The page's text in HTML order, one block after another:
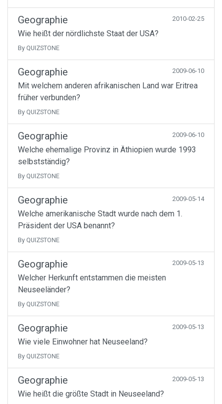
Geographie 2010-02-25
Wie heißt der nördlichste Staat der USA?
By QUIZSTONE
Geographie 2009-06-10
Mit welchem anderen afrikanischen Land war Eritrea
früher verbunden?
By QUIZSTONE
Geographie 2009-06-10
Welche ehemalige Provinz in Äthiopien wurde 1993
selbstständig?
By QUIZSTONE
Geographie 2009-05-14
Welche amerikanische Stadt wurde nach dem 1.
Präsident der USA benannt?
By QUIZSTONE
Geographie 2009-05-13
Welcher Herkunft entstammen die meisten
Neuseeländer?
By QUIZSTONE
Geographie 2009-05-13
Wie viele Einwohner hat Neuseeland?
By QUIZSTONE
Geographie 2009-05-13
Wie heißt die größte Stadt in Neuseeland?